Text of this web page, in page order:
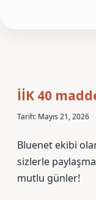
İİK 40
Tarih: Mayıs 21, 2026
Bluenet ekibi
sizlerle
mutlu günler!